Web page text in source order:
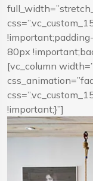
80px
[vc_column
!important;}”]